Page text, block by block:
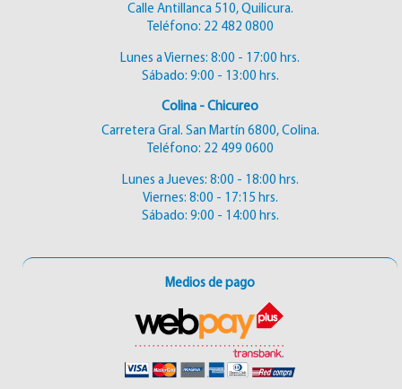
Calle Antillanca 510, Quilicura.
Teléfono: 22 482 0800
Lunes a Viernes: 8:00 - 17:00 hrs.
Sábado: 9:00 - 13:00 hrs.
Colina - Chicureo
Carretera Gral. San Martín 6800, Colina.
Teléfono: 22 499 0600
Lunes a Jueves: 8:00 - 18:00 hrs.
Viernes: 8:00 - 17:15 hrs.
Sábado: 9:00 - 14:00 hrs.
Medios de pago